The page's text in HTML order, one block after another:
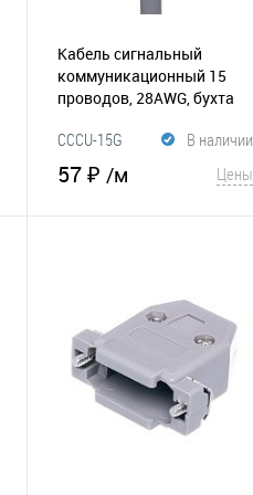
Кабель сигнальный
коммуникационный 15
проводов, 28AWG, бухта
серый(015-188) В наличии
CCCU-15G
57 ₽ /м Цены
В избранное
Сравнение